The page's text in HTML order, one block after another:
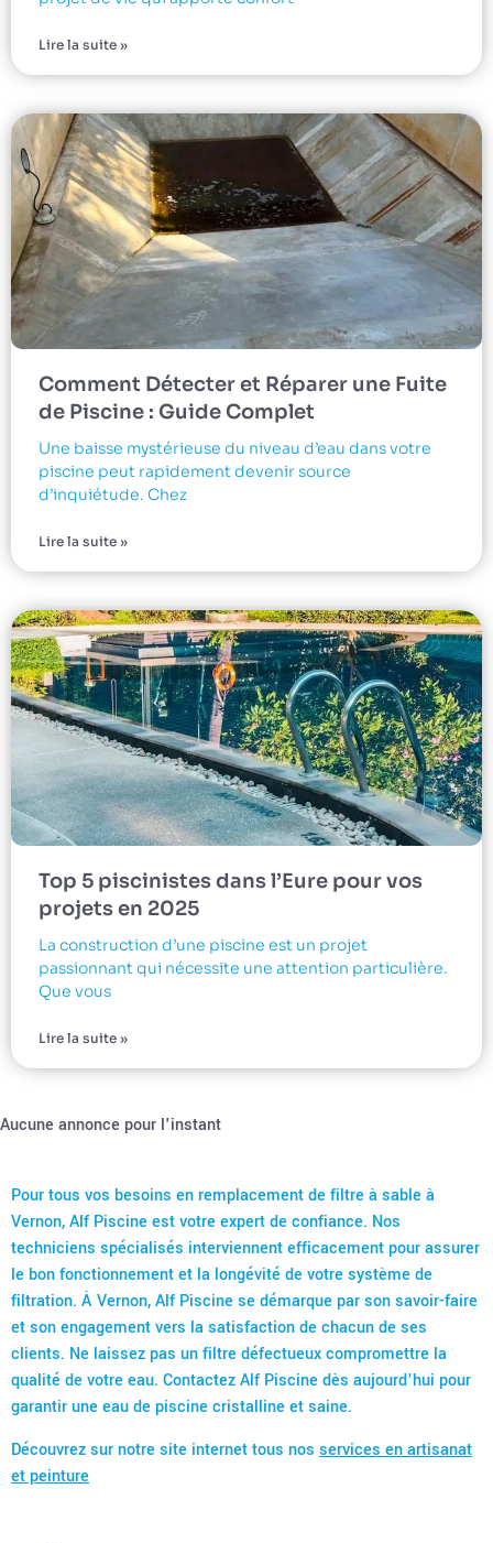
Lire la suite »
Comment Détecter et Réparer une Fuite
de Piscine : Guide Complet
Une baisse mystérieuse du niveau d’eau dans votre
piscine peut rapidement devenir source
d’inquiétude. Chez
Lire la suite »
Top 5 piscinistes dans l’Eure pour vos
projets en 2025
La construction d’une piscine est un projet
passionnant qui nécessite une attention particulière.
Que vous
Lire la suite »
Aucune annonce pour l'instant
Pour tous vos besoins en remplacement de filtre à sable à
Vernon, Alf Piscine est votre expert de confiance. Nos
techniciens spécialisés interviennent efficacement pour assurer
le bon fonctionnement et la longévité de votre système de
filtration. À Vernon, Alf Piscine se démarque par son savoir-faire
et son engagement vers la satisfaction de chacun de ses
clients. Ne laissez pas un filtre défectueux compromettre la
qualité de votre eau. Contactez Alf Piscine dès aujourd’hui pour
garantir une eau de piscine cristalline et saine.
Découvrez sur notre site internet tous nos services en artisanat
et peinture